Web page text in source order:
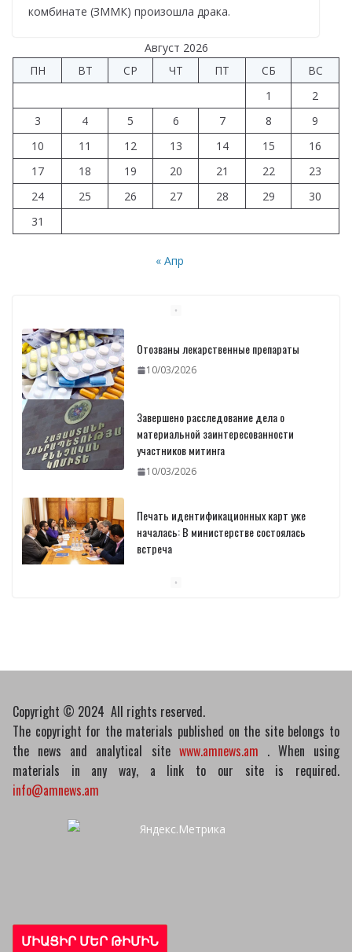
комбинате (ЗММК) произошла драка.
Август 2026
ПН
ВТ СР ЧТ ПТ СБ
ВС
1
2
3
4 5 6 7 8
9
10
11 12 13 14 15
16
17
18 19 20 21 22
23
24
25 26 27 28 29
30
31
« Апр
участников митинга
10/03/2026
встреча
10/03/2026
Пашинян обсудил с главой МАГАТЭ тему
Copyright © 2024 All rights reserved.
The copyright for the materials published on the site belongs to
the news and analytical site www.amnews.am . When using
materials in any way, a link to our site is required.
info@amnews.am
ՄԻԱՑԻՐ ՄԵՐ ԹԻՄԻՆ